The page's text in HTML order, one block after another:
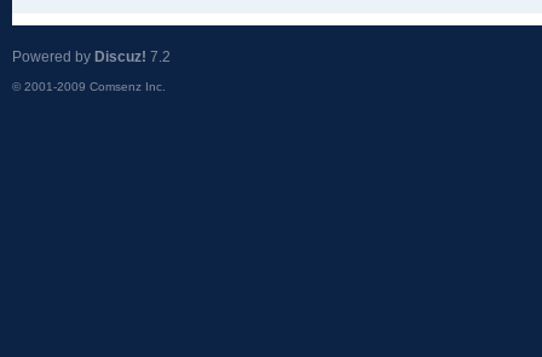
Powered by Discuz! 7.2
© 2001-2009 Comsenz Inc.